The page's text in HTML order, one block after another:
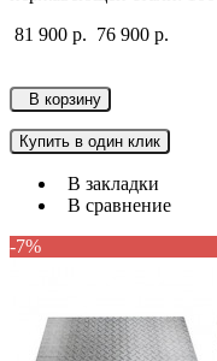
81 900 р. 76 900 р.
В корзину
Купить в один клик
В закладки
В сравнение
-7%